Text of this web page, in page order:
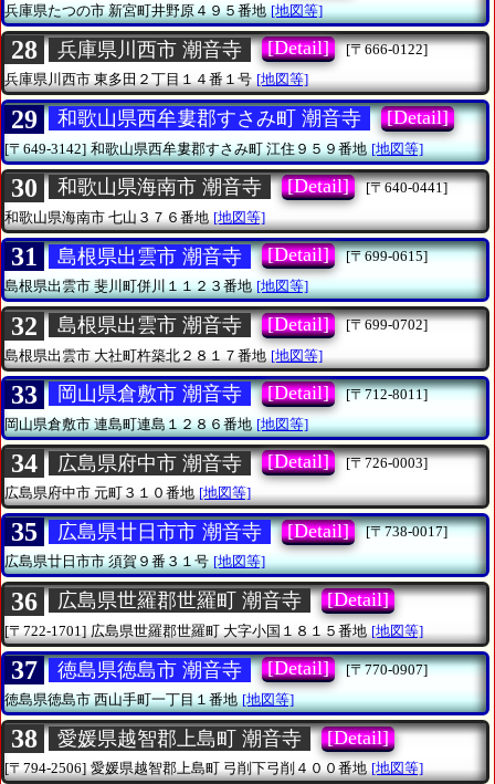
兵庫県たつの市新宮町井野原４９５番地 [地図等]
28 兵庫県川西市 潮音寺 [Detail]
[〒666-0122]
兵庫県川西市東多田２丁目１４番１号 [地図等]
29 和歌山県西牟婁郡すさみ町 潮音寺 [Detail]
[〒649-3142] 和歌山県西牟婁郡すさみ町江住９５９番地 [地図等]
30 和歌山県海南市 潮音寺 [Detail]
[〒640-0441]
和歌山県海南市 七山３７６番地 [地図等]
31 島根県出雲市 潮音寺 [Detail]
[〒699-0615]
島根県出雲市斐川町併川１１２３番地 [地図等]
32 島根県出雲市 潮音寺 [Detail]
[〒699-0702]
島根県出雲市 大社町杵築北２８１７番地 [地図等]
33 岡山県倉敷市 潮音寺 [Detail]
[〒712-8011]
岡山県倉敷市連島町連島１２８６番地 [地図等]
34 広島県府中市 潮音寺 [Detail]
[〒726-0003]
広島県府中市元町３１０番地 [地図等]
35 広島県廿日市市 潮音寺 [Detail]
[〒738-0017]
広島県廿日市市須賀９番３１号 [地図等]
36 広島県世羅郡世羅町 潮音寺 [Detail]
[〒722-1701] 広島県世羅郡世羅町 大字小国１８１５番地 [地図等]
37 徳島県徳島市 潮音寺 [Detail]
[〒770-0907]
徳島県徳島市西山手町一丁目１番地 [地図等]
38 愛媛県越智郡上島町 潮音寺 [Detail]
[〒794-2506] 愛媛県越智郡上島町弓削下弓削４００番地 [地図等]